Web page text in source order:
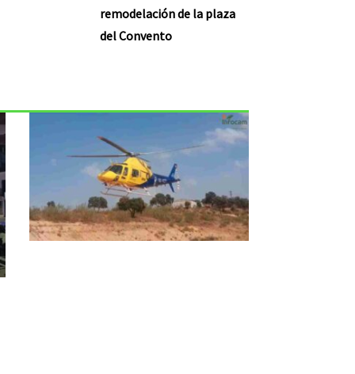
remodelación de la plaza
del Convento